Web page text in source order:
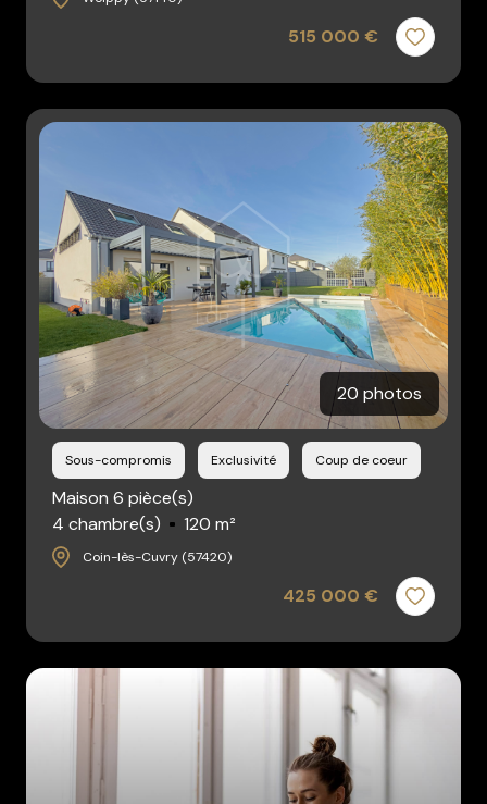
515 000 €
20 photos
Sous-compromis Exclusivité Coup de coeur
Maison 6 pièce(s)
4 chambre(s)
120 m²
Coin-lès-Cuvry (57420)
425 000 €